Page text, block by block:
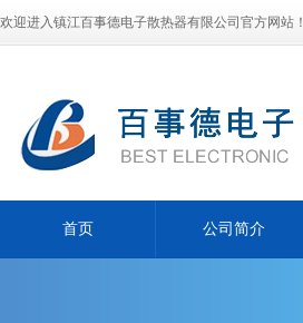
欢迎进入镇江百事德电子散热器有限公司官方网站！
首页 公司简介